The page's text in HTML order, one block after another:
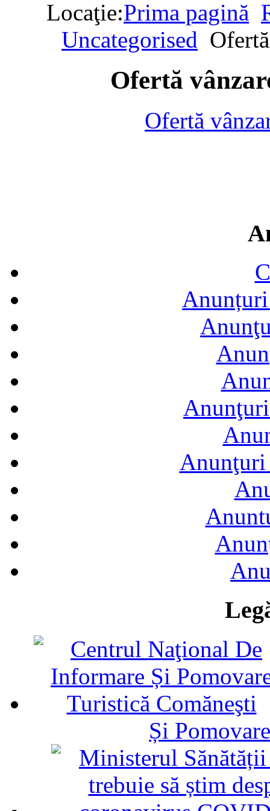
Locaţie:Prima pagină
Uncategorised
Ofertă
Ofertă
Și